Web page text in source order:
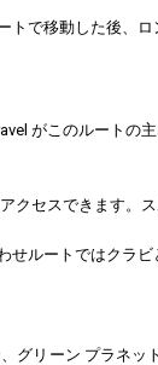
で移動した後、
がこのルート
セスできます。
ルートではクラ
リーン プラネ